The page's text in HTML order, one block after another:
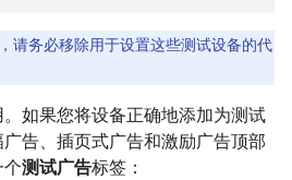
请务必移除用于设置这些测试设备的代
如果您将设备正确地添加为测试
告、插页式广告和激励广告顶部
个测试广告标签：